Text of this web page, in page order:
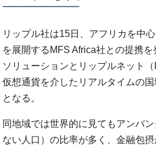
リップル社は15日、アフリカを中
を展開するMFS Africa社との提携
ソリューションとリップルネット
仮想通貨を介したリアルタイムの
となる。
同地域では世界的に見てもアンバ
ない人口）の比率が多く、金融包摂